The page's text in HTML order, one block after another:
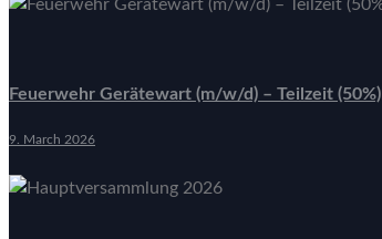
Feuerwehr Gerätewart (m/w/d) – Teilzeit (50%)
9. March 2026